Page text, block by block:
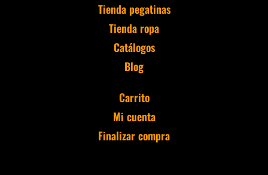
Tienda pegatinas
Tienda ropa
Catálogos
Blog
Carrito
Mi cuenta
Finalizar compra